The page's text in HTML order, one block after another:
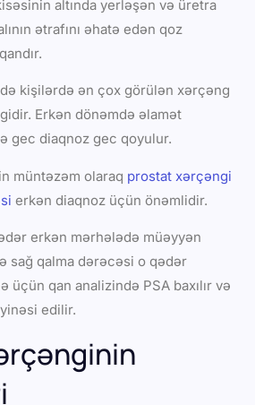
altında yerləşən və üretra
ətrafını əhatə edən qoz
kişilərdə ən çox görülən xərçəng
Erkən dönəmdə əlamət
gec diaqnoz gec qoyulur.
müntəzəm olaraq prostat xərçəngi
erkən diaqnoz üçün önəmlidir.
erkən mərhələdə müəyyən
sağ qalma dərəcəsi o qədər
üçün qan analizində PSA baxılır və
edilir.